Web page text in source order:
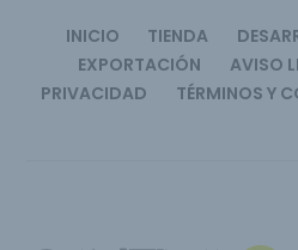
INICIO TIENDA
EXPORTACIÓN
AVISO
PRIVACIDAD
TÉRMINOS Y